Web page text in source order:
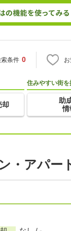
条件 0
却
住みやすい街を
助
情
・アパー